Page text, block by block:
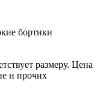
бортики
размеру. Цена
и прочих